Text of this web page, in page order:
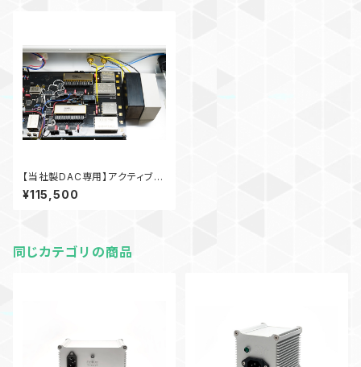
【当社製DAC専用】アクティブト
ロン＋RCA内蔵型モノラルタイ
プ
¥115,500
同じカテゴリの商品